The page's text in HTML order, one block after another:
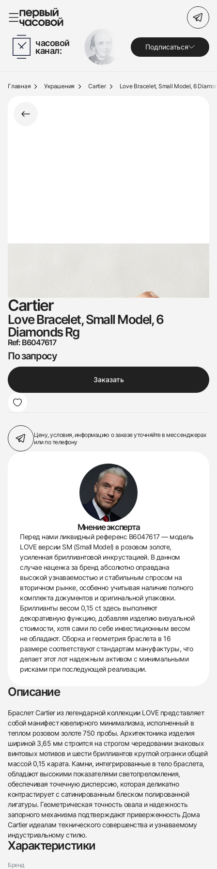
Часы
Украшения
Под заказ
Поиск по сайту
часовой
канал: Подписаться
Главная Украшения Cartier Love Bracelet, Small Model, 6
Cartier
Love Bracelet, Small Model, 6
Diamonds Rg
Ref: B6047617
По запросу
Заказать
Цену, условия, информацию о заказеуточняйте в мессенджерах
или по телефону
Мнение эксперта
Перед нами ликвидный референс B6047617 — модель
LOVE версии SM (Small Model) в розовом золоте,
усиленная бриллиантовой инкрустацией. В данном
случае наценка за бренд абсолютно оправдана
высокой узнаваемостью и стабильным спросом на
вторичном рынке, особенно учитывая наличие полного
комплекта документов и оригинальной упаковки.
Бриллианты весом 0,15 ct здесь выполняют
декоративную функцию, добавляя изделию визуальной
стоимости, хотя сами по себе инвестиционным весом
не обладают. Сборка и геометрия браслета в 16
размере соответствуют стандартам мануфактуры, что
делает этот лот надежным активом с минимальными
рисками при последующей реализации.
Описание
Браслет Cartier из легендарной коллекции LOVE представляет
собой манифест ювелирного минимализма, исполненный в
теплом розовом золоте 750 пробы. Архитектоника изделия
шириной 3,65 мм строится на строгом чередовании знаковых
винтовых мотивов и шести бриллиантов круглой огранки общей
массой 0,15 карата. Камни, интегрированные в тело браслета,
обладают высокими показателями светопреломления,
обеспечивая точечную дисперсию, которая деликатно
контрастирует с сатинированным блеском полированной
лигатуры. Геометрическая точность овала и надежность
запорного механизма подтверждают приверженность Дома
Cartier идеалам технического совершенства и узнаваемому
индустриальному стилю.
Характеристики
Бренд